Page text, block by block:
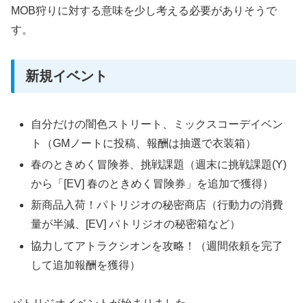
MOB狩りに対する意味を少し考える必要がありそうで
す。
新規イベント
自分だけの闇色ストリート、ミックスコーデイベン
ト（GMノートに投稿、報酬は抽選で衣装箱）
春のときめく冒険券、挑戦課題（週末に挑戦課題(Y)
から「[EV] 春のときめく冒険券」を追加で獲得）
新商品入荷！パトリジオの秘密商店（行動力の消費
量が半減、[EV] パトリジオの秘密箱など）
協力してアトラクシオンを攻略！（週間依頼を完了
して追加報酬を獲得）